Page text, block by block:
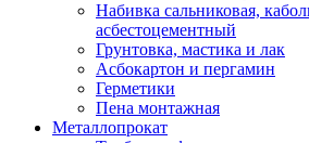
Набивка сальниковая,
асбестоцементный
Грунтовка, мастика и лак
Асбокартон и пергамин
Герметики
Пена монтажная
Металлопрокат